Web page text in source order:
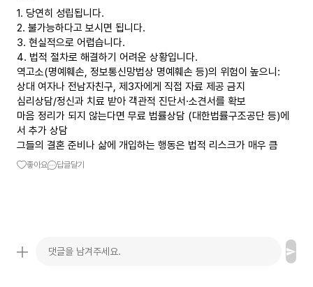
1. 당연히 성립됩니다.
2. 불가능하다고 보시면 됩니다.
3. 현실적으로 어렵습니다.
4. 법적 절차로 해결하기 어려운 상황입니다.
역고소(명예훼손, 정보통신망법상 명예훼손 등)의 위험이 높으니:
상대 여자나 전남자친구, 제3자에게 직접 자료 제공 금지
심리상담/정신과 치료 받아 객관적 진단서·소견서를 확보
마음 정리가 되지 않는다면 무료 법률상담 (대한법률구조공단 등)에
서 추가 상담
그들의 결혼 준비나 삶에 개입하는 행동은 법적 리스크가 매우 큼
좋아요 답글달기